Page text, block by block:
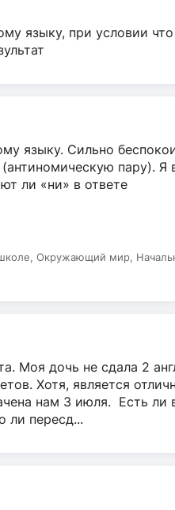
языку, при условии
языку. Сильно
пару). Я
ли «ни» в ответе
Окружающий мир,
Моя дочь не сдала 2
Хотя, является
нам 3 июля. Есть ли
ли пересд...